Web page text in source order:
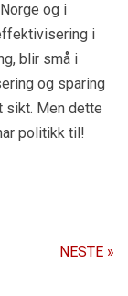
og i
i
blir små i
og sparing
sikt. Men dette
politikk til!
NESTE »